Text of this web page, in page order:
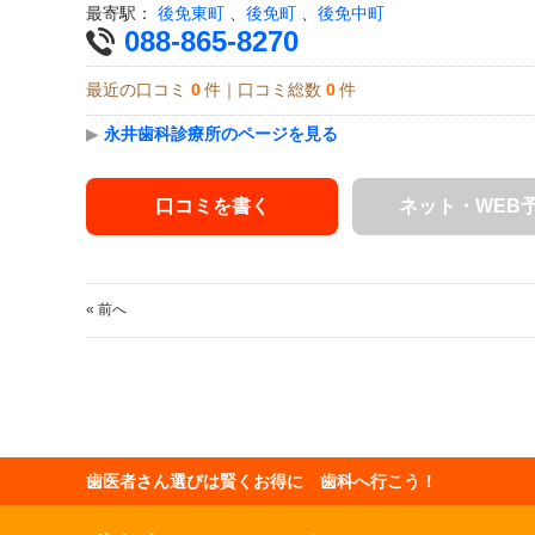
最寄駅： 後免東町 後免町 後免中町
088-865-8270
最近の口コミ 0 件｜口コミ総数 0 件
▶ 永井歯科診療所のページを見る
口コミを書く ネット・WEB
« 前へ
歯医者さん選びは賢くお得に 歯科へ行こう！